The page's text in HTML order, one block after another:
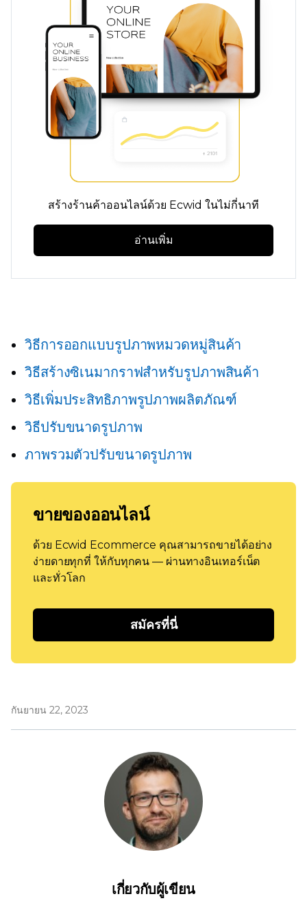
สร้างร้านค้าออนไลน์ด้วย Ecwid ในไม่กี่นาที
อ่านเพิ่ม
วิธีการออกแบบรูปภาพหมวดหมู่สินค้า
วิธีสร้างซิเนมากราฟสำหรับรูปภาพสินค้า
วิธีเพิ่มประสิทธิภาพรูปภาพผลิตภัณฑ์
วิธีปรับขนาดรูปภาพ
ภาพรวมตัวปรับขนาดรูปภาพ
ขายของออนไลน์
ด้วย Ecwid Ecommerce คุณสามารถขายได้อย่าง
ง่ายดายทุกที่ ให้กับทุกคน — ผ่านทางอินเทอร์เน็ต
และทั่วโลก
สมัครที่นี่
กันยายน 22, 2023
เกี่ยวกับผู้เขียน